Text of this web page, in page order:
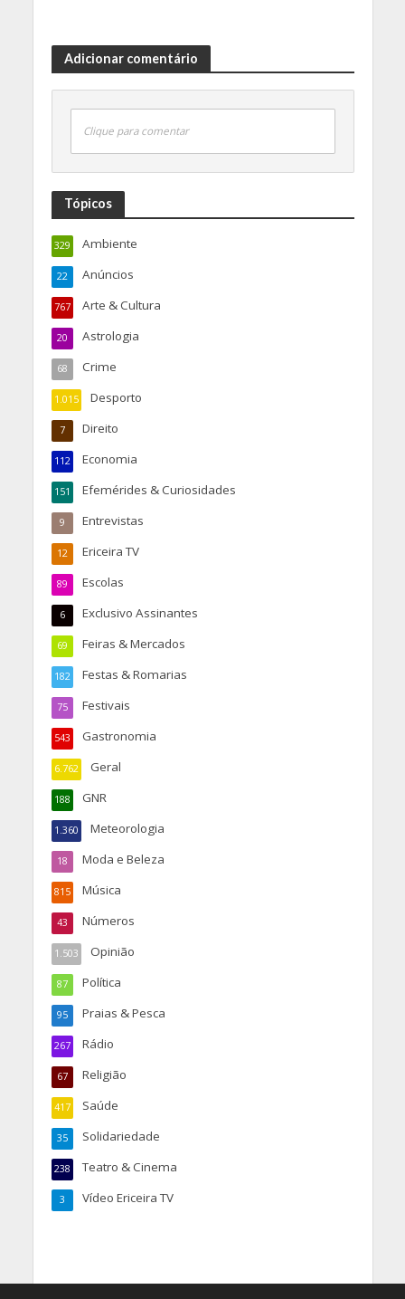
Adicionar comentário
Clique para comentar
Tópicos
Ambiente
329
Anúncios
22
Arte & Cultura
767
Astrologia
20
Crime
68
Desporto
1.015
Direito
7
Economia
112
Efemérides & Curiosidades
151
Entrevistas
9
Ericeira TV
12
Escolas
89
Exclusivo Assinantes
6
Feiras & Mercados
69
Festas & Romarias
182
Festivais
75
Gastronomia
543
Geral
6.762
GNR
188
Meteorologia
1.360
Moda e Beleza
18
Música
815
Números
43
Opinião
1.503
Política
87
Praias & Pesca
95
Rádio
267
Religião
67
Saúde
417
Solidariedade
35
Teatro & Cinema
238
Vídeo Ericeira TV
3